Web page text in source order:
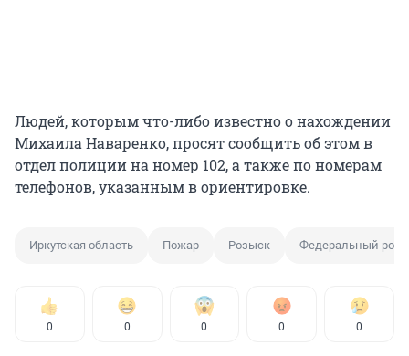
Людей, которым что-либо известно о нахождении
Михаила Наваренко, просят сообщить об этом в
отдел полиции на номер 102, а также по номерам
телефонов, указанным в ориентировке.
Иркутская область Пожар Розыск Федеральный
0 0 0 0 0